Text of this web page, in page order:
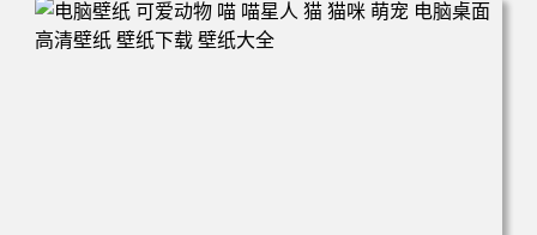
160 电脑桌面 高清壁纸 壁纸下载 壁纸大全